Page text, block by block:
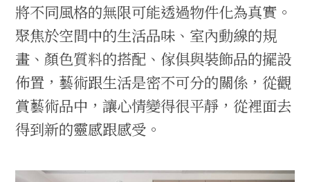
將不同風格的無限可能透過物件化為真實。
聚焦於空間中的生活品味、室內動線的規
畫、顏色質料的搭配、傢俱與裝飾品的擺設
佈置，藝術跟生活是密不可分的關係，從觀
賞藝術品中，讓心情變得很平靜，從裡面去
得到新的靈感跟感受。